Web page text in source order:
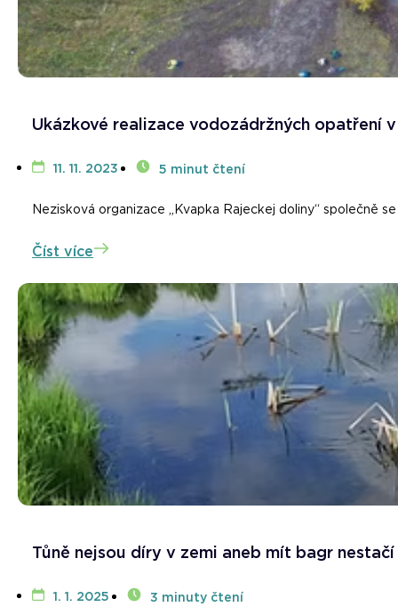
Ukázkové realizace vodozádržných opatření
11. 11. 2023 5 minut čtení
Nezisková organizace „Kvapka Rajeckej doliny“ společně
Číst více
Tůně nejsou díry v zemi aneb mít bagr nestačí
1. 1. 2025 3 minuty čtení